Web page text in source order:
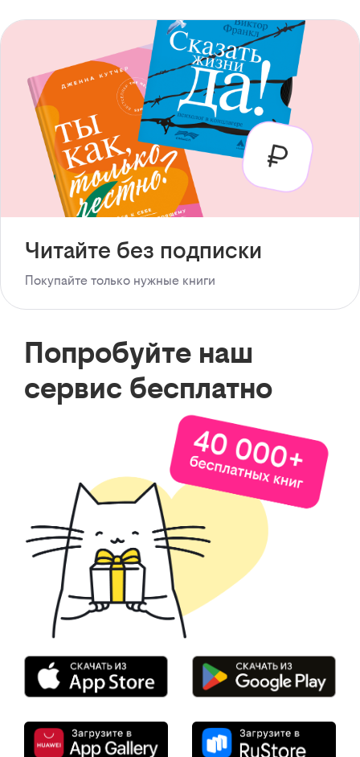
Читайте без подписки
Покупайте только нужные книги
Попробуйте наш
сервис бесплатно